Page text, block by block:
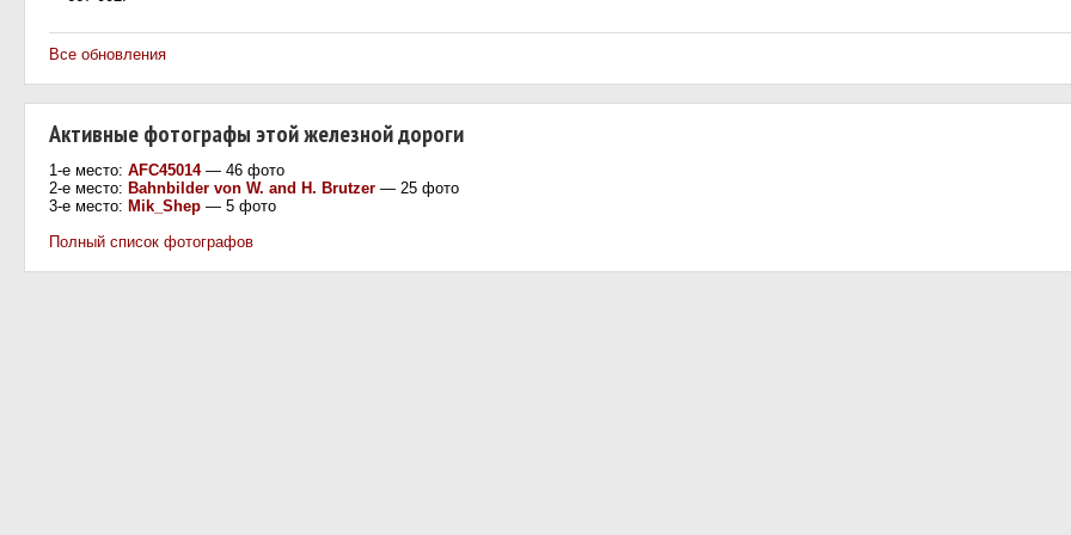
Все обновления
Активные фотографы этой железной дороги
1-е место: AFC45014— 46 фото
2-е место: Bahnbilder von W. and H. Brutzer — 25 фото
3-е место: Mik_Shep — 5 фото
Полный список фотографов